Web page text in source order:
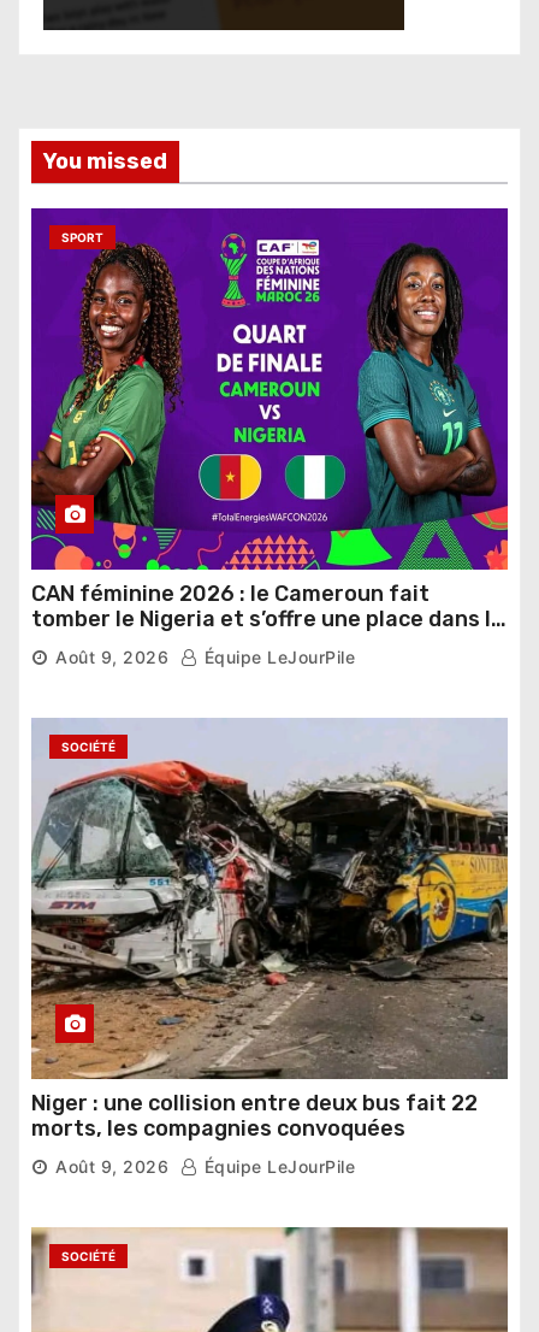
You missed
SPORT
CAN féminine 2026 : le Cameroun fait
tomber le Nigeria et s’offre une place dans le
dernier carré
Août 9, 2026 Équipe LeJourPile
SOCIÉTÉ
Niger : une collision entre deux bus fait 22
morts, les compagnies convoquées
Août 9, 2026 Équipe LeJourPile
SOCIÉTÉ